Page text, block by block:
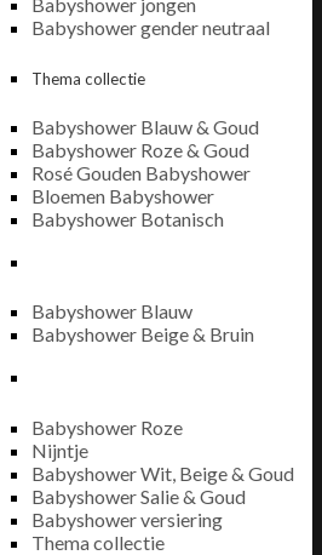
Babyshower gender neutraal
Thema collectie
Babyshower Blauw & Goud
Babyshower Roze & Goud
Rosé Gouden Babyshower
Bloemen Babyshower
Babyshower Botanisch
Babyshower Blauw
Babyshower Beige & Bruin
Babyshower Roze
Nijntje
Babyshower Wit, Beige & Goud
Babyshower Salie & Goud
Babyshower versiering
Thema collectie